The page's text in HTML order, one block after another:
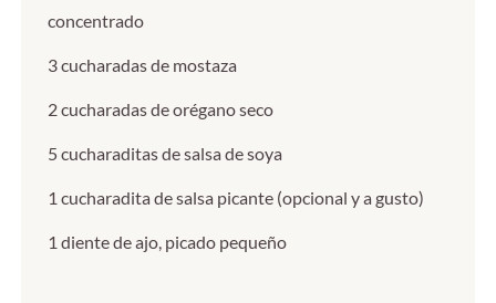
concentrado
3 cucharadas de mostaza
2 cucharadas de orégano seco
5 cucharaditas de salsa de soya
1 cucharadita de salsa picante (opcional y a gusto)
1 diente de ajo, picado pequeño